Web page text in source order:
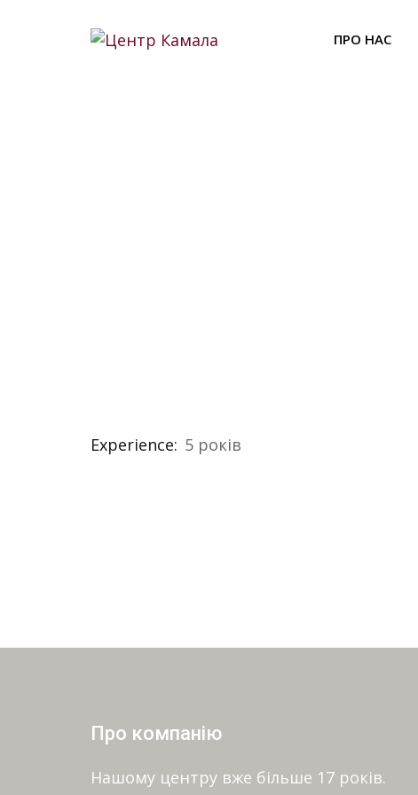
ПРО НАС
Experience: 5 років
Про компанію
Нашому центру вже більше 17 років.